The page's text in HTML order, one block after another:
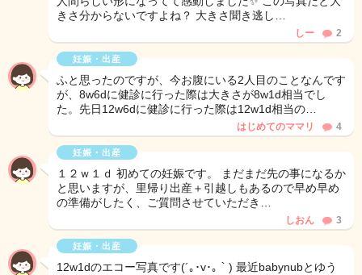
きさ分からないですよね？ 大きさ聞き逃し…
しー 2
妊娠・出産
ふと思ったのですが、今お腹にいる2人目のことなんです
が、8w6dに健診に行った際は大きさが8w1d相当でし
た。先日12w6dに健診に行った際は12w1d相当の…
はじめてのママリ 4
妊娠・出産
１２ｗ１ｄ 初めての妊娠です。 まだまだ先の事になるか
と思いますが、里帰り出産＋引越しもあるので早め早め
の準備がしたく、ご質問させていただき…
しおん 3
妊娠・出産
12w1dのエコー写真です(´｡･v･｡｀) 最近babynubとゆう